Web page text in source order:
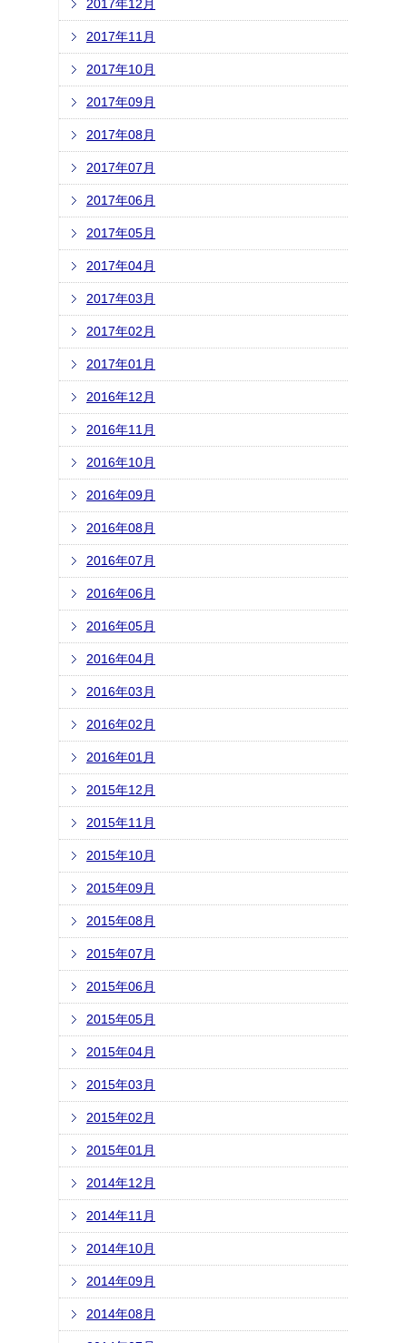
2017年12月
2017年11月
2017年10月
2017年09月
2017年08月
2017年07月
2017年06月
2017年05月
2017年04月
2017年03月
2017年02月
2017年01月
2016年12月
2016年11月
2016年10月
2016年09月
2016年08月
2016年07月
2016年06月
2016年05月
2016年04月
2016年03月
2016年02月
2016年01月
2015年12月
2015年11月
2015年10月
2015年09月
2015年08月
2015年07月
2015年06月
2015年05月
2015年04月
2015年03月
2015年02月
2015年01月
2014年12月
2014年11月
2014年10月
2014年09月
2014年08月